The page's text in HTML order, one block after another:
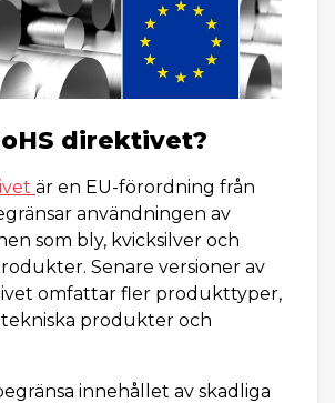
direktivet?
är en EU-förordning från
användningen av
som bly, kvicksilver och
Senare versioner av
omfattar fler produkttyper,
produkter och
innehållet av skadliga